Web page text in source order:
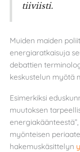
tiiviisti.
Muiden maiden
energiaratkaisuja
debattien
keskustelun myötä
Esimerkiksi
muutoksen
myönteisen
hakemuskäsittelyn